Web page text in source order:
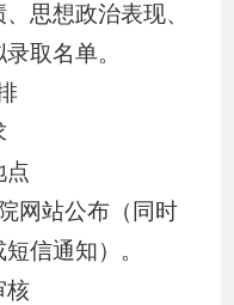
思想政治表现、
取名单。
点
网站公布 （同时
信通知） 。
核